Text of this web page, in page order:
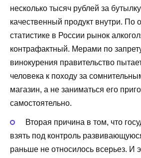
несколько тысяч рублей за
качественный продукт внутри. По
статистике в России рынок
контрафактный. Мерами по
винокурения правительство
человека к походу за
магазин, а не заниматься его
самостоятельно.
Вторая причина в том, что
взять под контроль
раньше не относилось всерьез. И